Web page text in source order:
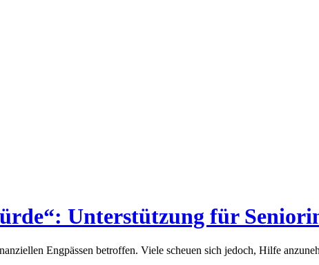
Unterstützung für
Engpässen betroffen. Viele scheuen sich jedoch, Hilfe